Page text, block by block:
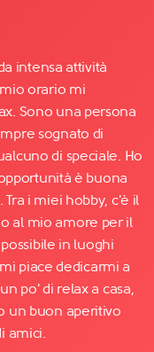
intensa attività
orario mi
Sono una persona
sognato di
di speciale. Ho
è buona
i miei hobby, c'è il
al mio amore per il
in luoghi
piace dedicarmi a
po' di relax a casa,
un buon aperitivo
amici.